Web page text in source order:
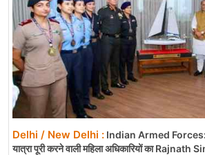
Delhi / New Delhi : Indian Armed Forces:
यात्रा पूरी करने वाली महिला अधिकारियों का Rajnath